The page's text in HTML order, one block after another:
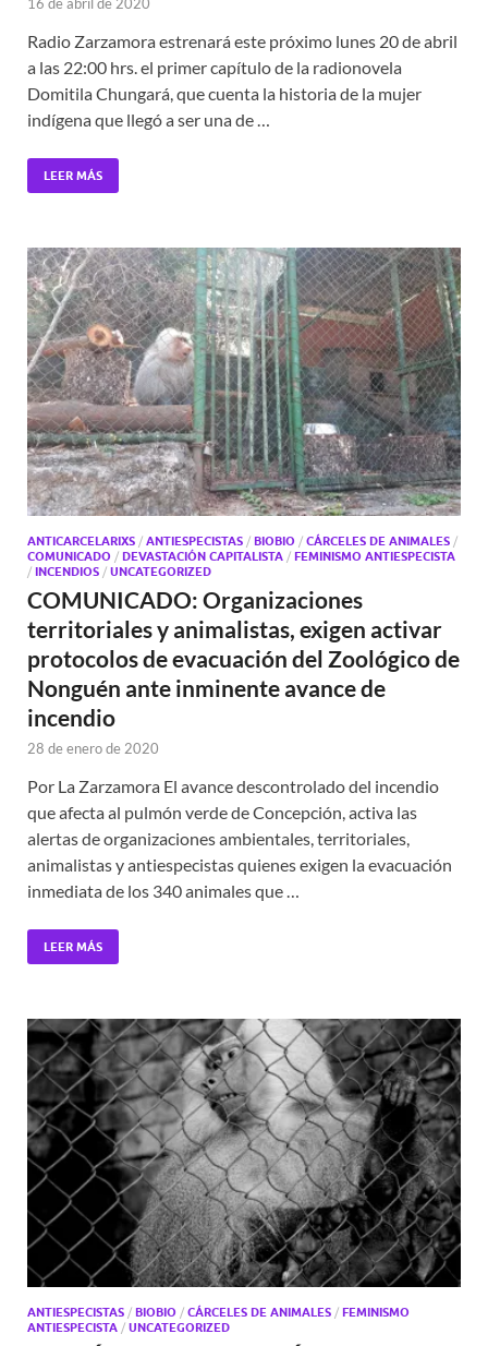
Radio Zarzamora estrenará este próximo lunes 20 de abril
a las 22:00 hrs. el primer capítulo de la radionovela
Domitila Chungará, que cuenta la historia de la mujer
indígena que llegó a ser una de …
LEER MÁS
ANTICARCELARIXS / ANTIESPECISTAS / BIOBIO / CÁRCELES DE ANIMALES /
COMUNICADO / DEVASTACIÓN CAPITALISTA / FEMINISMO ANTIESPECISTA
/ INCENDIOS / UNCATEGORIZED
COMUNICADO: Organizaciones
territoriales y animalistas, exigen activar
protocolos de evacuación del Zoológico de
Nonguén ante inminente avance de
incendio
28 de enero de 2020
Por La Zarzamora El avance descontrolado del incendio
que afecta al pulmón verde de Concepción, activa las
alertas de organizaciones ambientales, territoriales,
animalistas y antiespecistas quienes exigen la evacuación
inmediata de los 340 animales que …
LEER MÁS
ANTIESPECISTAS / BIOBIO / CÁRCELES DE ANIMALES / FEMINISMO
ANTIESPECISTA / UNCATEGORIZED